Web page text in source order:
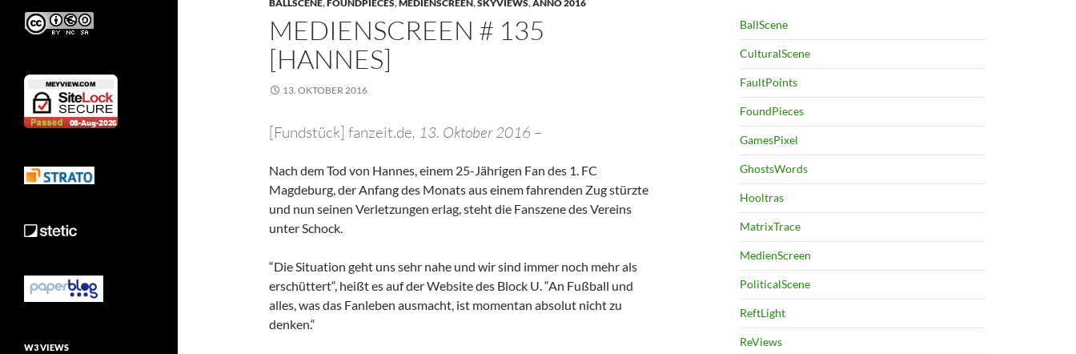
BALLSCENE,FOUNDPIECES,MEDIENSCREEN,SKYVIEWS,ANNO 2016
MEDIENSCREEN # 135
[HANNES]
13. OKTOBER 2016
[Fundstück] fanzeit.de, 13. Oktober 2016 –
Nach dem Tod von Hannes, einem 25-Jährigen Fan des 1. FC
Magdeburg, der Anfang des Monats aus einem fahrenden Zug stürzte
und nun seinen Verletzungen erlag, steht die Fanszene des Vereins
unter Schock.
“Die Situation geht uns sehr nahe und wir sind immer noch mehr als
erschüttert“, heißt es auf der Website des Block U. “An Fußball und
alles, was das Fanleben ausmacht, ist momentan absolut nicht zu
denken.“
BallScene
CulturalScene
FaultPoints
FoundPieces
GamesPixel
GhostsWords
Hooltras
MatrixTrace
MedienScreen
PoliticalScene
ReftLight
ReViews
W3 VIEWS